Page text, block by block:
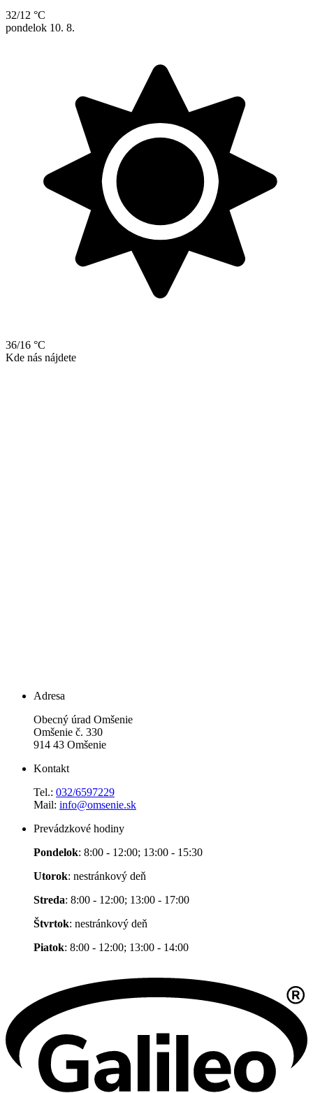
32/12 °C
pondelok 10. 8.
36/16 °C
Kde nás nájdete
Adresa
Obecný úrad Omšenie
Omšenie č. 330
914 43 Omšenie
Kontakt
Tel.: 032/6597229
Mail: info@omsenie.sk
Prevádzkové hodiny
Pondelok: 8:00 - 12:00; 13:00 - 15:30
Utorok: nestránkový deň
Streda: 8:00 - 12:00; 13:00 - 17:00
Štvrtok: nestránkový deň
Piatok: 8:00 - 12:00; 13:00 - 14:00